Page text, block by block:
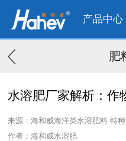
产品中心
肥
水溶肥厂家解析：作
来源：海和威海洋类水溶肥料 特
作者：海和威水溶肥